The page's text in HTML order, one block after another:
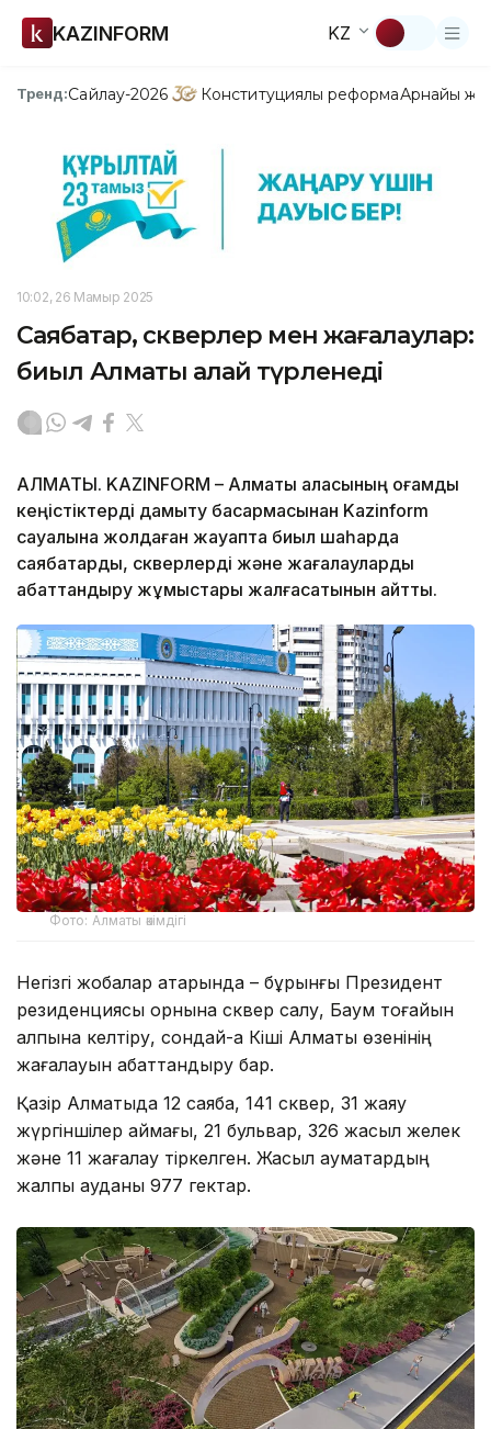
KAZINFORM KZ
Тренд:Сайлау-2026 Конституциялық реформаАрнайы
10:02, 26 Мамыр 2025
Саябақтар, скверлер мен жағалаулар:
биыл Алматы қалай түрленеді
АЛМАТЫ. KAZINFORM – Алматы қаласының қоғамдық
кеңістіктерді дамыту басқармасынан Kazinform
сауалына жолдаған жауапта биыл шаһарда
саябақтарды, скверлерді және жағалауларды
абаттандыру жұмыстары жалғасатынын айтты.
Фото: Алматы әкімдігі
Негізгі жобалар қатарында – бұрынғы Президент
резиденциясы орнына сквер салу, Баум тоғайын
қалпына келтіру, сондай-ақ Кіші Алматы өзенінің
жағалауын абаттандыру бар.
Қазір Алматыда 12 саябақ, 141 сквер, 31 жаяу
жүргіншілер аймағы, 21 бульвар, 326 жасыл желек
және 11 жағалау тіркелген. Жасыл аумақтардың
жалпы ауданы 977 гектар.